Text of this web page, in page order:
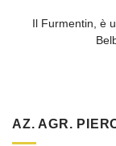
AZ. AGR.
Il Furmentin, è